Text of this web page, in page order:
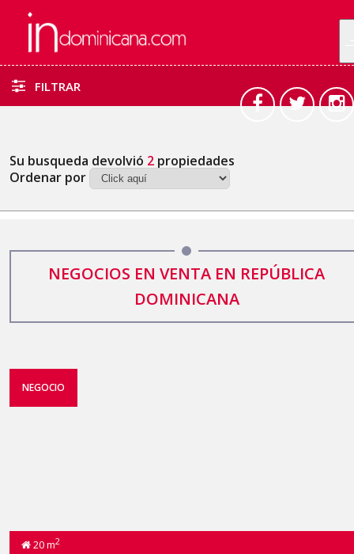
FILTRAR
Su busqueda devolvió 2 propiedades
Ordenar por
NEGOCIOS EN VENTA EN REPÚBLICA
DOMINICANA
NEGOCIO
20 m2